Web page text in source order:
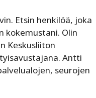
Etsin henkilöä, joka
kokemustani. Olin
Keskusliiton
Antti
seurojen